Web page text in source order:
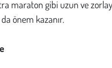
maraton gibi uzun ve
önem kazanır.